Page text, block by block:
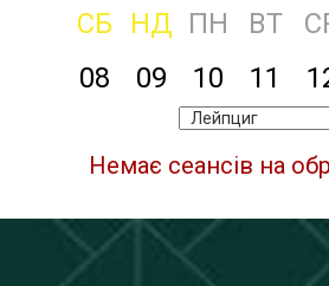
СБ НД ПН ВТ
08
09 10 11
Немає сеансів на